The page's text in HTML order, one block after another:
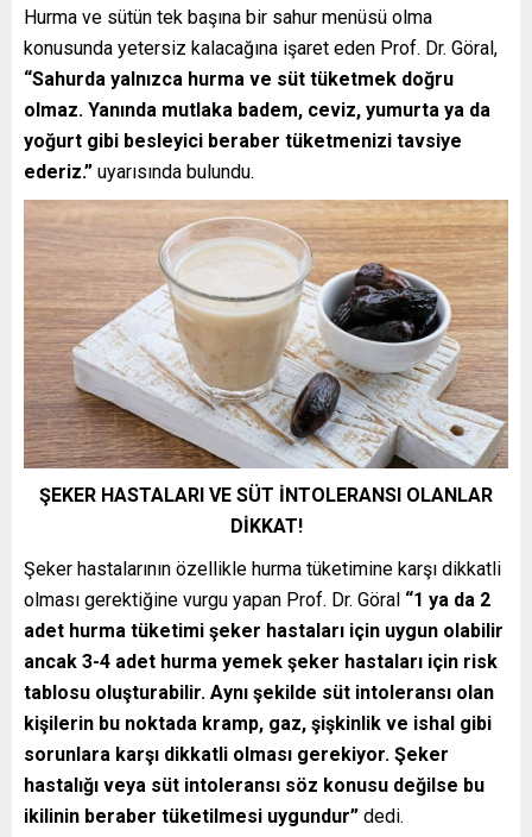
Hurma ve sütün tek başına bir sahur menüsü olma
konusunda yetersiz kalacağına işaret eden Prof. Dr. Göral,
“Sahurda yalnızca hurma ve süt tüketmek doğru
olmaz. Yanında mutlaka badem, ceviz, yumurta ya da
yoğurt gibi besleyici beraber tüketmenizi tavsiye
ederiz.” uyarısında bulundu.
ŞEKER HASTALARI VE SÜT İNTOLERANSI OLANLAR
DİKKAT!
Şeker hastalarının özellikle hurma tüketimine karşı dikkatli
olması gerektiğine vurgu yapan Prof. Dr. Göral “1 ya da 2
adet hurma tüketimi şeker hastaları için uygun olabilir
ancak 3-4 adet hurma yemek şeker hastaları için risk
tablosu oluşturabilir. Aynı şekilde süt intoleransı olan
kişilerin bu noktada kramp, gaz, şişkinlik ve ishal gibi
sorunlara karşı dikkatli olması gerekiyor. Şeker
hastalığı veya süt intoleransı söz konusu değilse bu
ikilinin beraber tüketilmesi uygundur” dedi.